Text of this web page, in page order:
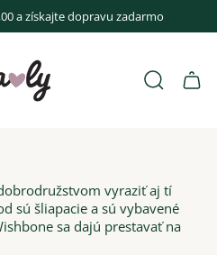
a získajte dopravu zadarmo
Hľadať
vyraziť aj tí
sú šliapacie a sú vybavené
sa dajú prestavať na